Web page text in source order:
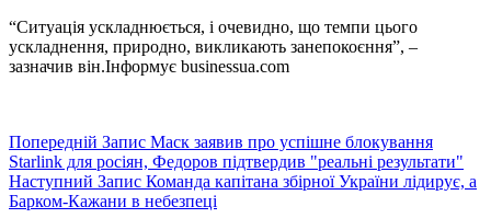
“Ситуація ускладнюється, і очевидно, що темпи цього
ускладнення, природно, викликають занепокоєння”, –
зазначив він.Інформує businessua.com
Попередній Запис Маск заявив про успішне блокування
Starlink для росіян, Федоров підтвердив "реальні результати"
Наступний Запис Команда капітана збірної України лідирує, а
Барком-Кажани в небезпеці